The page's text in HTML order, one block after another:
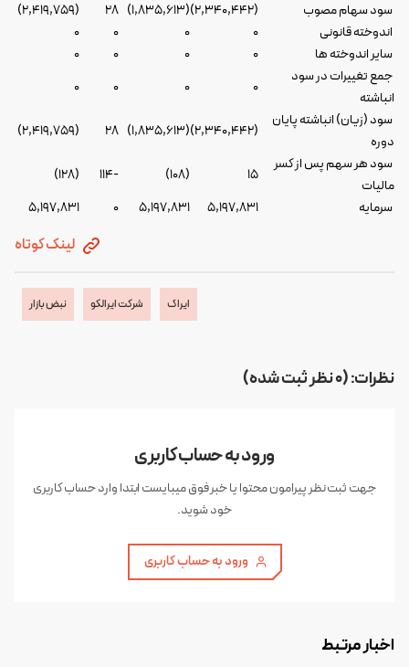
سود سهام مصوب
(۲,۳۴۰,۴۴۲) (۱,۸۳۵,۶۱۳) ۲۸
(۲,۴۱۹,۷۵۹)
اندوخته قانونی
۰ ۰ ۰
۰
سایر اندوخته ها
۰ ۰ ۰
۰
جمع تغییرات در سود
انباشته
۰ ۰ ۰
۰
سود (زیان) انباشته پایان
دوره
(۲,۳۴۰,۴۴۲) (۱,۸۳۵,۶۱۳) ۲۸
(۲,۴۱۹,۷۵۹)
سود هر سهم پس از کسر
مالیات
۱۵ (۱۰۸) -۱۱۴
(۱۲۸)
سرمایه
۵,۱۹۷,۸۳۱ ۵,۱۹۷,۸۳۱ ۰ ۵,۱۹۷,۸۳۱
لینک کوتاه
ایراک شرکت ایرالکو نبض بازار
نظرات: (0 نظر ثبت شده)
ورود به حساب کاربری
جهت ثبت نظر پیرامون محتوا یا خبر فوق میبایست ابتدا وارد حساب کاربری
خود شوید.
ورود به حساب کاربری
اخبار مرتبط